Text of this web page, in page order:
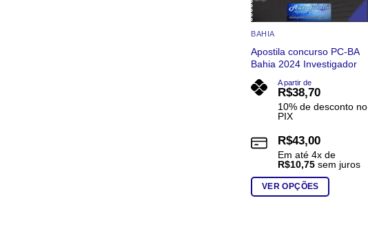
BAHIA
Apostila concurso PC-BA
Bahia 2024 Investigador
A partir de
R$38,70
10% de desconto no
PIX
R$43,00
Em até4x de
R$10,75 sem juros
VER OPÇÕES